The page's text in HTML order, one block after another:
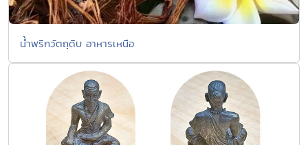
น้ำพริกวัตถุดิบ อาหารเหนือ